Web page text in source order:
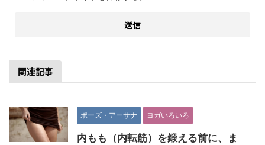
関連記事
ポーズ・アーサナ ヨガいろいろ
内もも（内転筋）を鍛える前に、ま